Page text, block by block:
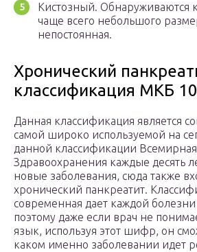
Кистозный. Обнаруживаются
чаще всего небольшого
непостоянная.
Хронический
классификация МКБ 10
Данная классификация является
самой широко используемой на
данной классификации
Здравоохранения каждые десять
новые заболевания, сюда также
хронический панкреатит.
современная дает каждой
поэтому даже если врач не
язык, используя этот шифр, он
каком именно заболевании идет